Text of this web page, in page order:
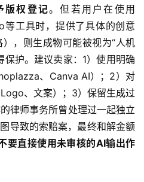
版权登记。但若用户在使用
工具时，提供了具体的创意
，则生成物可能被视为“人机
保护。建议卖家：1）使用明确
、Canva AI）；2）对
、文案）；3）保留生成过
律师事务所曾处理过一起独立
导致的索赔案，最终和解金额
要直接使用未审核的AI输出作